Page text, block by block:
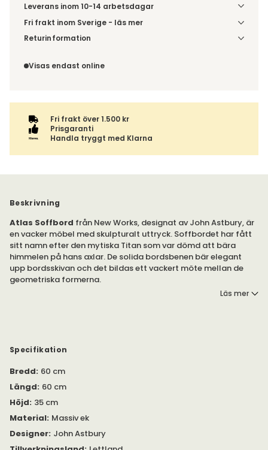
Leverans inom 10-14 arbetsdagar
Fri frakt inom Sverige - läs mer
Denna vara skickas till din port/tomtgräns. Innan leverans
ordern tillsammans.
Returinformation
order, enligtdistansavtalslagen.
Visas endast online
Fri frakt över 1.500 kr
Prisgaranti
Handla tryggt med Klarna
Beskrivning
Atlas Soffbord från New Works, designat av John Astbury, är
en vacker möbel med skulpturalt uttryck. Soffbordet har fått
sitt namn efter den mytiska Titan som var dömd att bära
himmelen på hans axlar. De solida bordsbenen bär elegant
upp bordsskivan och det bildas ett vackert möte mellan de
geometriska formerna.
Här har designern John Astbury influerats av antika portiker,
överliggarkonstruktionen.
Observera att både marmor och travertine är naturmaterial
vilket betyder att varje bord har sin unika mönstring och nyans.
Se bifogad PDF under 'Specifikation' för rekommenderade
skötselråd och mer information om produkten.
Läs mer
Specifikation
Bredd: 60 cm
Längd: 60 cm
Höjd: 35 cm
Material: Massiv ek
Designer: John Astbury